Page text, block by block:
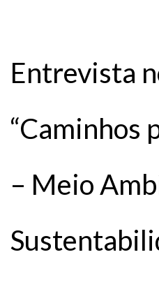
Entrevista
“Caminhos
– Meio